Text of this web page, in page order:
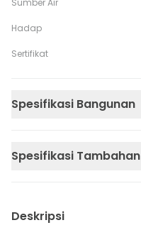
Sumber Air
Hadap
Sertifikat
Spesifikasi Bangunan
Spesifikasi Tambahan
Deskripsi